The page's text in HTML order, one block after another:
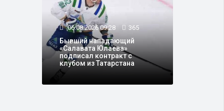
06.08.2026 09:28 365
Бывший нападающий
«Салавата Юлаева»
подписал контракт с
клубом из Татарстана